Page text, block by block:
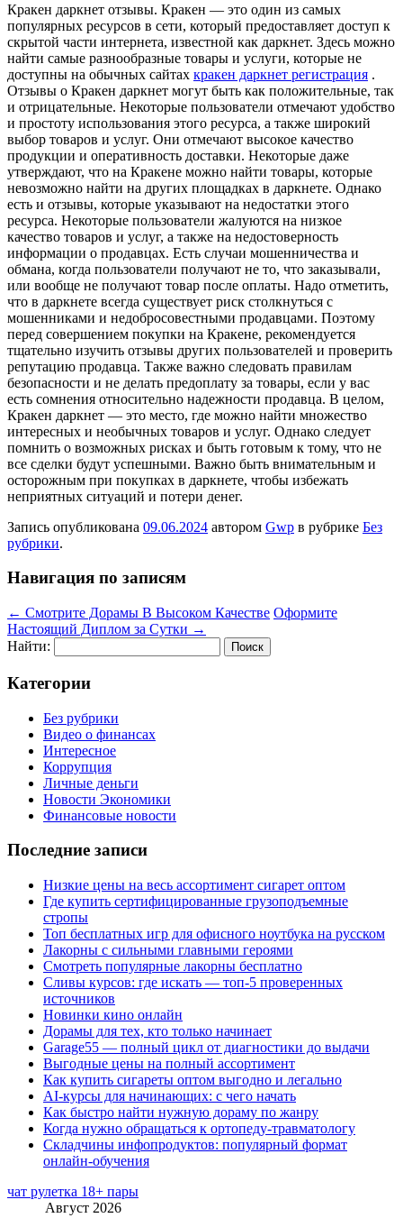
Крaкeн дaркнeт отзывы. Кракен — это один из самых
популярных ресурсов в сети, который предоставляет доступ к
скрытой части интернета, известной как даркнет. Здесь можно
найти самые разнообразные товары и услуги, которые не
доступны на обычных сайтах кракен даркнет регистрация .
Отзывы о Кракен даркнет могут быть как положительные, так
и отрицательные. Некоторые пользователи отмечают удобство
и простоту использования этого ресурса, а также широкий
выбор товаров и услуг. Они отмечают высокое качество
продукции и оперативность доставки. Некоторые даже
утверждают, что на Кракене можно найти товары, которые
невозможно найти на других площадках в даркнете. Однако
есть и отзывы, которые указывают на недостатки этого
ресурса. Некоторые пользователи жалуются на низкое
качество товаров и услуг, а также на недостоверность
информации о продавцах. Есть случаи мошенничества и
обмана, когда пользователи получают не то, что заказывали,
или вообще не получают товар после оплаты. Надо отметить,
что в даркнете всегда существует риск столкнуться с
мошенниками и недобросовестными продавцами. Поэтому
перед совершением покупки на Кракене, рекомендуется
тщательно изучить отзывы других пользователей и проверить
репутацию продавца. Также важно следовать правилам
безопасности и не делать предоплату за товары, если у вас
есть сомнения относительно надежности продавца. В целом,
Кракен даркнет — это место, где можно найти множество
интересных и необычных товаров и услуг. Однако следует
помнить о возможных рисках и быть готовым к тому, что не
все сделки будут успешными. Важно быть внимательным и
осторожным при покупках в даркнете, чтобы избежать
неприятных ситуаций и потери денег.
Запись опубликована 09.06.2024 автором Gwp в рубрике Без
рубрики.
Навигация по записям
← Смотрите Дорамы В Высоком Качестве Оформите
Настоящий Диплом за Сутки →
Найти:
Категории
Без рубрики
Видео о финансах
Интересное
Коррупция
Личные деньги
Новости Экономики
Финансовые новости
Последние записи
Низкие цены на весь ассортимент сигарет оптом
Где купить сертифицированные грузоподъемные
стропы
Топ бесплатных игр для офисного ноутбука на русском
Лакорны с сильными главными героями
Смотреть популярные лакорны бесплатно
Сливы курсов: где искать — топ-5 проверенных
источников
Новинки кино онлайн
Дорамы для тех, кто только начинает
Garage55 — полный цикл от диагностики до выдачи
Выгодные цены на полный ассортимент
Как купить сигареты оптом выгодно и легально
AI-курсы для начинающих: с чего начать
Как быстро найти нужную дораму по жанру
Когда нужно обращаться к ортопеду-травматологу
Складчины инфопродуктов: популярный формат
онлайн-обучения
чат рулетка 18+ пары
Август 2026